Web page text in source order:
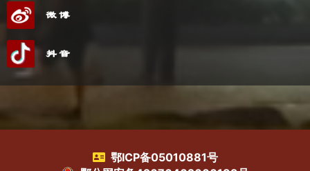
微博
抖音
鄂ICP备05010881号